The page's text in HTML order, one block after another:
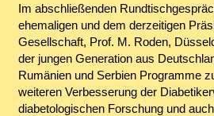
Im abschließenden
ehemaligen und dem derzeitigen
Gesellschaft, Prof. M. Roden,
der jungen Generation aus
Rumänien und Serbien Programme
weiteren Verbesserung der
diabetologischen Forschung und